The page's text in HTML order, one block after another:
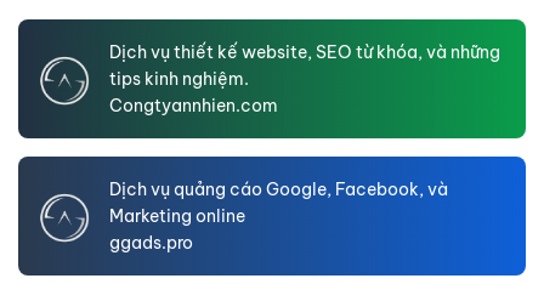
Dịch vụ thiết kế website, SEO từ khóa, và những
tips kinh nghiệm.
Congtyannhien.com
Dịch vụ quảng cáo Google, Facebook, và
Marketing online
ggads.pro